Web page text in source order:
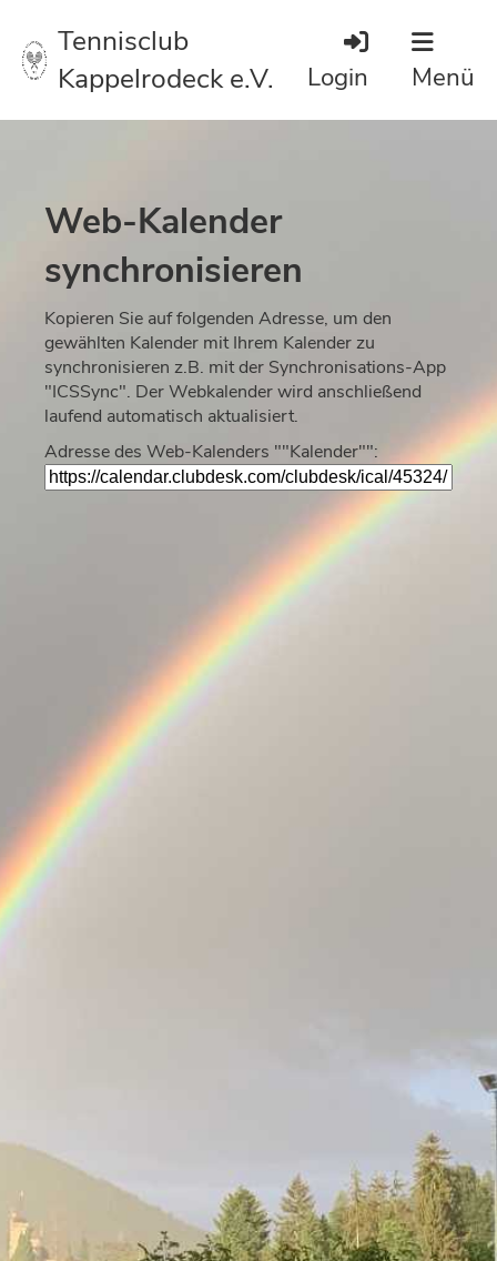
Tennisclub
Kappelrodeck e.V.
Login Menü
Web-Kalender
synchronisieren
Kopieren Sie auf folgenden Adresse, um den
gewählten Kalender mit Ihrem Kalender zu
synchronisieren z.B. mit der Synchronisations-App
"ICSSync". Der Webkalender wird anschließend
laufend automatisch aktualisiert.
Adresse des Web-Kalenders ""Kalender"":